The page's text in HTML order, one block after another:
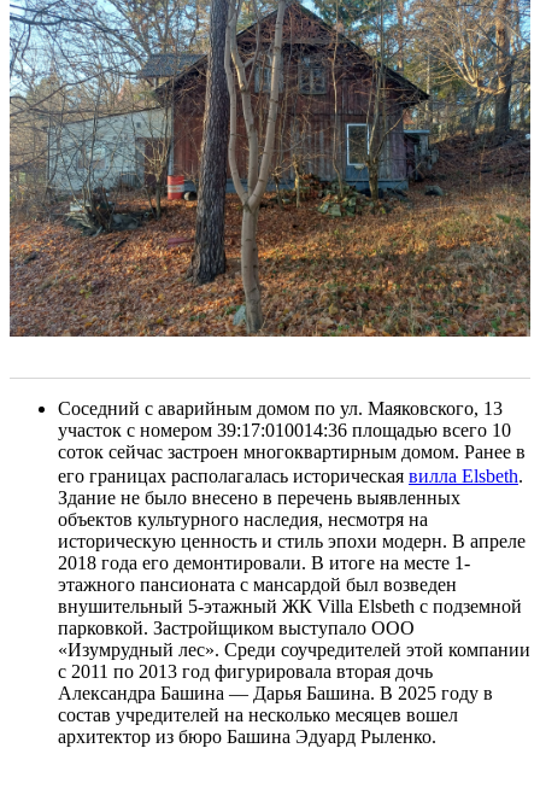
Соседний с аварийным домом по ул. Маяковского, 13
участок с номером 39:17:010014:36 площадью всего 10
соток сейчас застроен многоквартирным домом. Ранее в
его границах располагалась историческая вилла Elsbeth.
Здание не было внесено в перечень выявленных
объектов культурного наследия, несмотря на
историческую ценность и стиль эпохи модерн. В апреле
2018 года его демонтировали. В итоге на месте 1-
этажного пансионата с мансардой был возведен
внушительный 5-этажный ЖК Villa Elsbeth с подземной
парковкой. Застройщиком выступало ООО
«Изумрудный лес». Среди соучредителей этой компании
с 2011 по 2013 год фигурировала вторая дочь
Александра Башина — Дарья Башина. В 2025 году в
состав учредителей на несколько месяцев вошел
архитектор из бюро Башина Эдуард Рыленко.